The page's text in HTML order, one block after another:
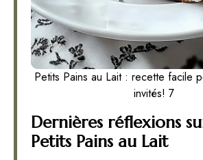
Petits Pains au Lait : recette facile
invités! 7
Dernières réflexions
Petits Pains au Lait